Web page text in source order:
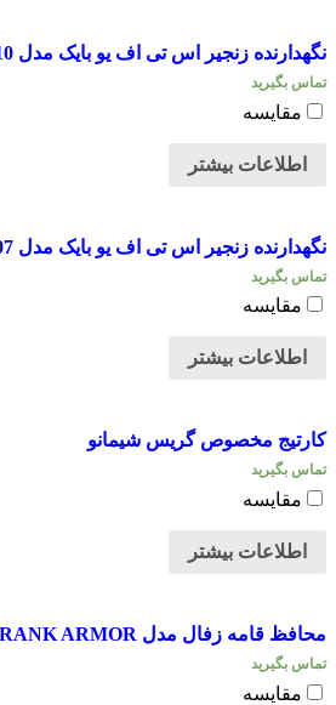
مدل
TRAIL
عدد
نگهدارنده زنجیر اس تی اف یو بایک مدل DH10
تماس بگیرید
مقایسه
اطلاعات بیشتر
نگهدارنده زنجیر اس تی اف یو بایک مدل DH07
تماس بگیرید
مقایسه
اطلاعات بیشتر
کارتیج مخصوص گریس شیمانو
تماس بگیرید
مقایسه
اطلاعات بیشتر
محافظ قامه زفال مدل CRANK ARMOR
تماس بگیرید
مقایسه